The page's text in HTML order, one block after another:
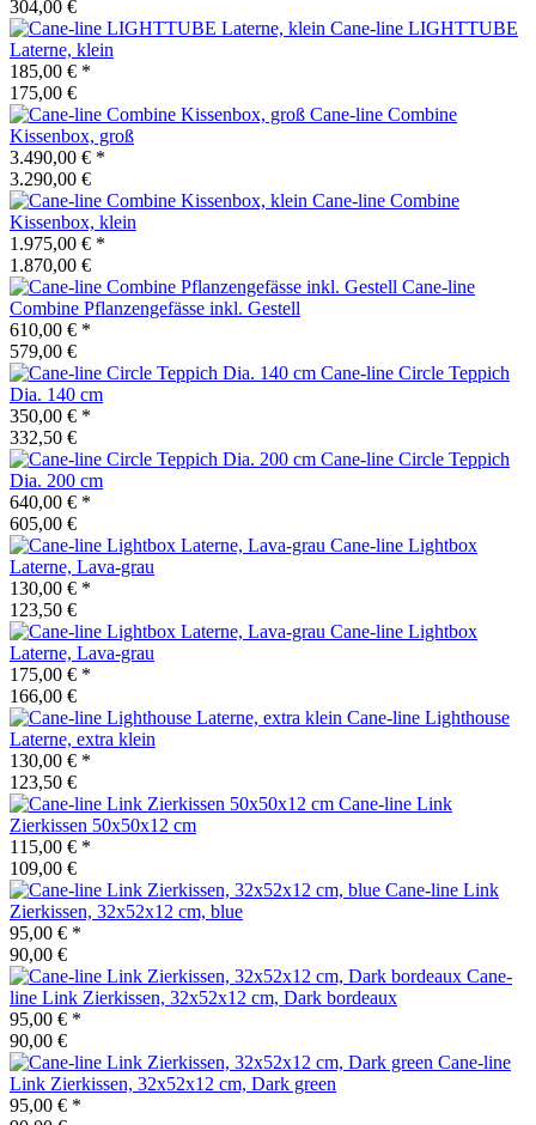
304,00 €
Cane-line LIGHTTUBE
Laterne, klein
185,00 € *
175,00 €
Cane-line Combine
Kissenbox, groß
3.490,00 € *
3.290,00 €
Cane-line Combine
Kissenbox, klein
1.975,00 € *
1.870,00 €
Cane-line
Combine Pflanzengefässe inkl. Gestell
610,00 € *
579,00 €
Cane-line Circle Teppich
Dia. 140 cm
350,00 € *
332,50 €
Cane-line Circle Teppich
Dia. 200 cm
640,00 € *
605,00 €
Cane-line Lightbox
Laterne, Lava-grau
130,00 € *
123,50 €
Cane-line Lightbox
Laterne, Lava-grau
175,00 € *
166,00 €
Cane-line Lighthouse
Laterne, extra klein
130,00 € *
123,50 €
Cane-line Link
Zierkissen 50x50x12 cm
115,00 € *
109,00 €
Cane-line Link
Zierkissen, 32x52x12 cm, blue
95,00 € *
90,00 €
Cane-
line Link Zierkissen, 32x52x12 cm, Dark bordeaux
95,00 € *
90,00 €
Cane-line
Link Zierkissen, 32x52x12 cm, Dark green
95,00 € *